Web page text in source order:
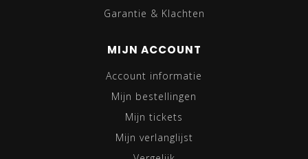
Garantie & Klachten
MIJN ACCOUNT
Account informatie
Mijn bestellingen
Mijn tickets
Mijn verlanglijst